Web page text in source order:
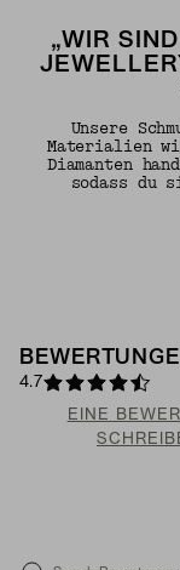
„WIR
Unsere
Materialien
Diamanten
sodass du
4.7
EINE